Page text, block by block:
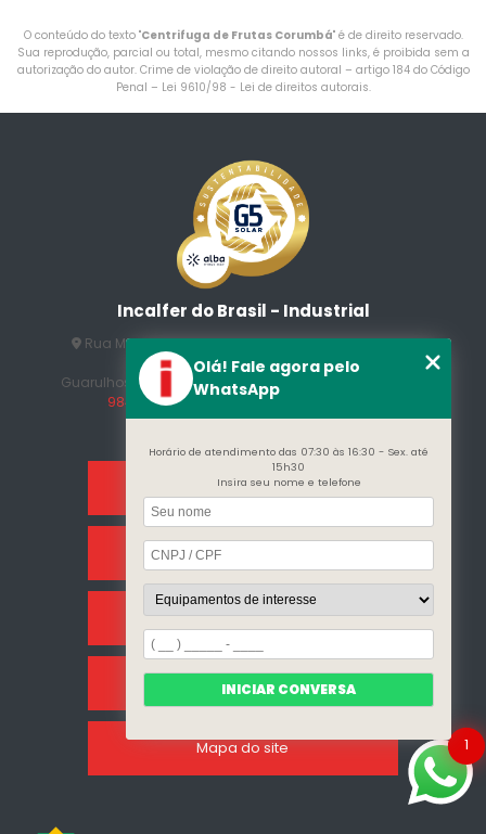
O conteúdo do texto "Centrifuga de Frutas Corumbá" é de direito reservado.
Sua reprodução, parcial ou total, mesmo citando nossos links, é proibida sem a
autorização do autor. Crime de violação de direito autoral – artigo 184 do Código
Penal – Lei 9610/98 - Lei de direitos autorais.
Incalfer do Brasil - Industrial
Rua Manuel Jesus Fernandes , 172 - Jardim Santo
Afonso
Guarulhos - SP - CEP: 07215-230
(11) 3296-7700
98409-5498
contato@incalfer.com.br
Home
Sobre Nós
Categorias
Clientes
Mapa do site 1
Olá! Fale agora pelo
WhatsApp
Horário de atendimento das 07:30 às 16:30 - Sex. até
15h30
Insira seu nome e telefone
INICIAR CONVERSA